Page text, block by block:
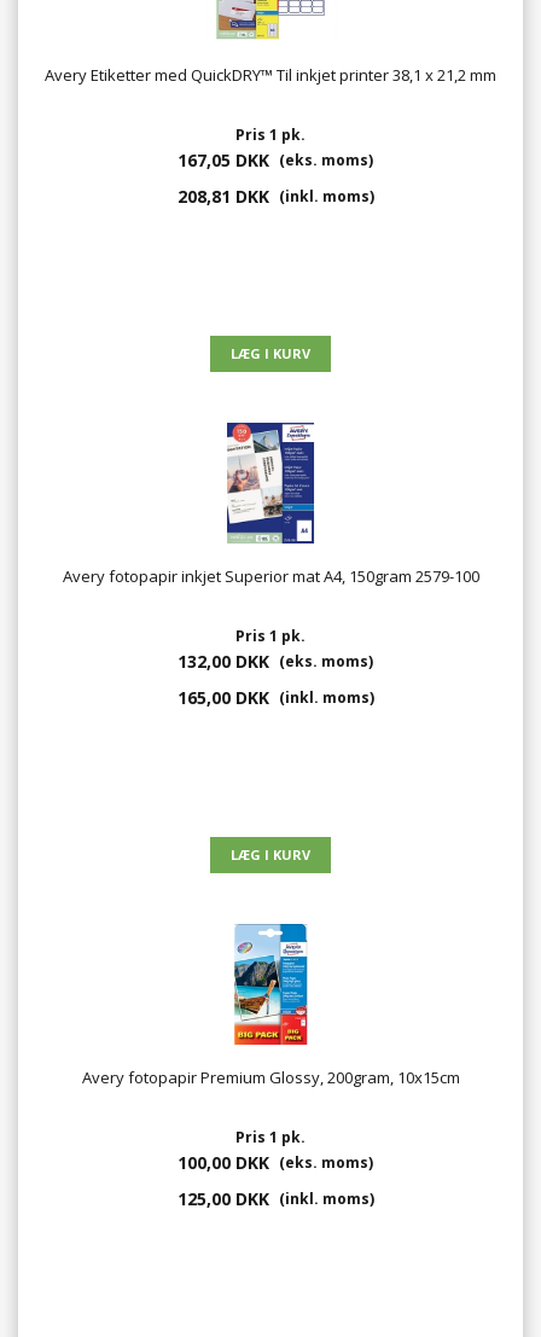
Avery Etiketter med QuickDRY™ Til inkjet printer 38,1 x 21,2 mm
Pris 1 pk.
167,05 DKK (eks. moms)
208,81 DKK (inkl. moms)
Avery fotopapir inkjet Superior mat A4, 150gram 2579-100
Pris 1 pk.
132,00 DKK (eks. moms)
165,00 DKK (inkl. moms)
Avery fotopapir Premium Glossy, 200gram, 10x15cm
Pris 1 pk.
100,00 DKK (eks. moms)
125,00 DKK (inkl. moms)